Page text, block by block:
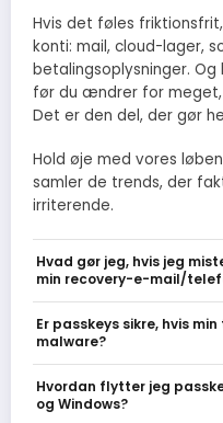
Hvis det føles
konti: mail, cloud-lager,
betalingsoplysninger.
før du ændrer for
Det er den del, der gør
Hold øje med vores
samler de trends, der
irriterende.
Hvad gør jeg, hvis jeg
min recovery-e-mail/
som kan kræve ID-
opbevare backup-koder et
være langsom eller umulig.
Er passkeys sikre, hvis
malware?
kompromitteret på
godkendelser. Hold OS og
Hvordan flytter jeg
og Windows?